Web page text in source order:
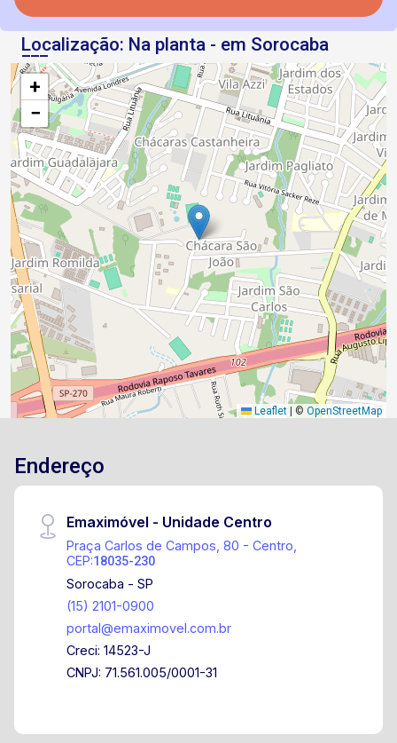
Localização: Na planta - em Sorocaba
+
−
Leaflet © OpenStreetMap
Endereço
Emaximóvel - Unidade Centro
Praça Carlos de Campos, 80 - Centro,
CEP:18035-230
Sorocaba - SP
(15) 2101-0900
portal@emaximovel.com.br
Creci: 14523-J
CNPJ: 71.561.005/0001-31